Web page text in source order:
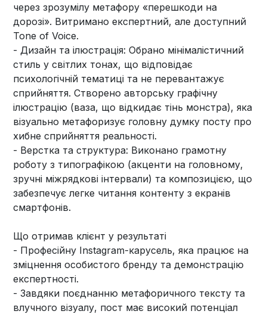
через зрозумілу метафору «перешкоди на
дорозі». Витримано експертний, але доступний
Tone of Voice.
- Дизайн та ілюстрація: Обрано мінімалістичний
стиль у світлих тонах, що відповідає
психологічній тематиці та не перевантажує
сприйняття. Створено авторську графічну
ілюстрацію (ваза, що відкидає тінь монстра), яка
візуально метафоризує головну думку посту про
хибне сприйняття реальності.
- Верстка та структура: Виконано грамотну
роботу з типографікою (акценти на головному,
зручні міжрядкові інтервали) та композицією, що
забезпечує легке читання контенту з екранів
смартфонів.
Що отримав клієнт у результаті
- Професійну Instagram-карусель, яка працює на
зміцнення особистого бренду та демонстрацію
експертності.
- Завдяки поєднанню метафоричного тексту та
влучного візуалу, пост має високий потенціал